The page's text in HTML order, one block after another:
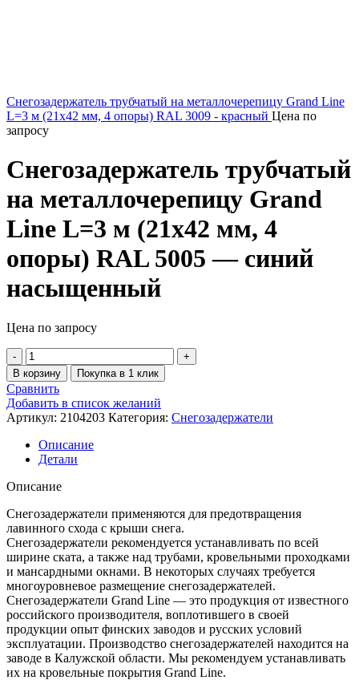
Снегозадержатель трубчатый на металлочерепицу Grand Line
L=3 м (21х42 мм, 4 опоры) RAL 3009 - красный Цена по
запросу
Снегозадержатель трубчатый
на металлочерепицу Grand
Line L=3 м (21х42 мм, 4
опоры) RAL 5005 — синий
насыщенный
Цена по запросу
В корзину Покупка в 1 клик
Сравнить
Добавить в список желаний
Артикул: 2104203 Категория: Снегозадержатели
Описание
Детали
Описание
Снегозадержатели применяются для предотвращения
лавинного схода с крыши снега.
Снегозадержатели рекомендуется устанавливать по всей
ширине ската, а также над трубами, кровельными проходками
и мансардными окнами. В некоторых случаях требуется
многоуровневое размещение снегозадержателей.
Снегозадержатели Grand Line — это продукция от известного
российского производителя, воплотившего в своей
продукции опыт финских заводов и русских условий
эксплуатации. Производство снегозадержателей находится на
заводе в Калужской области. Мы рекомендуем устанавливать
их на кровельные покрытия Grand Line.